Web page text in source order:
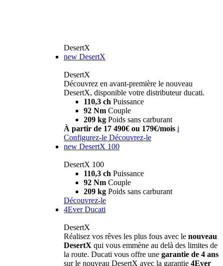
DesertX
new DesertX
DesertX
Découvrez en avant-première le nouveau
DesertX, disponible votre distributeur ducati.
110,3 ch Puissance
92 Nm Couple
209 kg Poids sans carburant
À partir de 17 490€ ou 179€/mois i
Configurez-le Découvrez-le
new DesertX 100
DesertX 100
110,3 ch Puissance
92 Nm Couple
209 kg Poids sans carburant
Découvrez-le
4Ever Ducati
DesertX
Réalisez vos rêves les plus fous avec le nouveau
DesertX qui vous emmène au delà des limites de
la route. Ducati vous offre une garantie de 4 ans
sur le nouveau DesertX avec la garantie 4Ever